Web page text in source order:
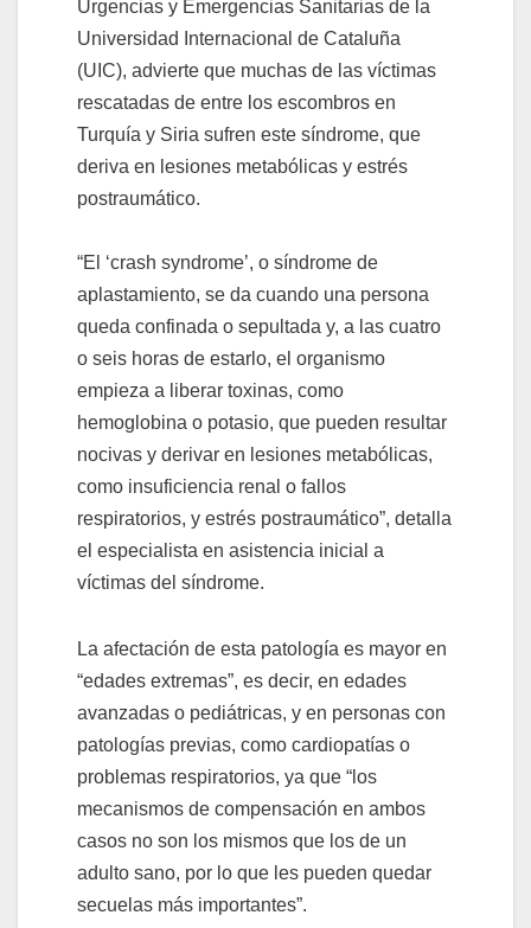
Urgencias y Emergencias Sanitarias de la
Universidad Internacional de Cataluña
(UIC), advierte que muchas de las víctimas
rescatadas de entre los escombros en
Turquía y Siria sufren este síndrome, que
deriva en lesiones metabólicas y estrés
postraumático.
“El ‘crash syndrome’, o síndrome de
aplastamiento, se da cuando una persona
queda confinada o sepultada y, a las cuatro
o seis horas de estarlo, el organismo
empieza a liberar toxinas, como
hemoglobina o potasio, que pueden resultar
nocivas y derivar en lesiones metabólicas,
como insuficiencia renal o fallos
respiratorios, y estrés postraumático”, detalla
el especialista en asistencia inicial a
víctimas del síndrome.
La afectación de esta patología es mayor en
“edades extremas”, es decir, en edades
avanzadas o pediátricas, y en personas con
patologías previas, como cardiopatías o
problemas respiratorios, ya que “los
mecanismos de compensación en ambos
casos no son los mismos que los de un
adulto sano, por lo que les pueden quedar
secuelas más importantes”.